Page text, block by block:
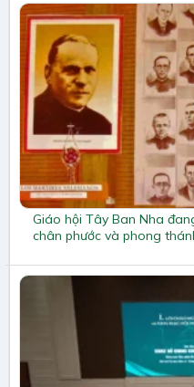
Giáo hội Tây Ban Nha
chân phước và phong